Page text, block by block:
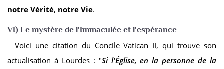
notre Vérité, notre Vie.
VI) Le mystère de l'Immaculée et l'espérance
Voici une citation du Concile Vatican II, qui trouve son
actualisation à Lourdes : "Si l'Église, en la personne de la